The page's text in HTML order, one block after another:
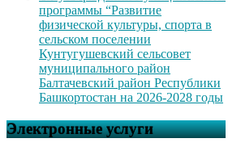
программы “Развитие
физической культуры, спорта в
сельском поселении
Кунтугушевский сельсовет
муниципального район
Балтачевский район Республики
Башкортостан на 2026-2028 годы
Электронные услуги